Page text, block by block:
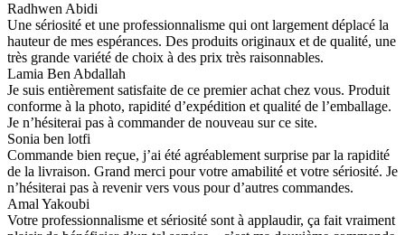
Radhwen Abidi
Une sériosité et une professionnalisme qui ont largement déplacé la
hauteur de mes espérances. Des produits originaux et de qualité, une
très grande variété de choix à des prix très raisonnables.
Lamia Ben Abdallah
Je suis entièrement satisfaite de ce premier achat chez vous. Produit
conforme à la photo, rapidité d’expédition et qualité de l’emballage.
Je n’hésiterai pas à commander de nouveau sur ce site.
Sonia ben lotfi
Commande bien reçue, j’ai été agréablement surprise par la rapidité
de la livraison. Grand merci pour votre amabilité et votre sériosité. Je
n’hésiterai pas à revenir vers vous pour d’autres commandes.
Amal Yakoubi
Votre professionnalisme et sériosité sont à applaudir, ça fait vraiment